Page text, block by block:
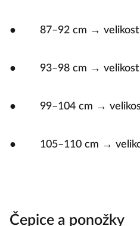
● 87–92 cm → velikost
● 93–98 cm → velikost
● 99–104 cm →
● 105–110 cm →
Čepice a ponožky